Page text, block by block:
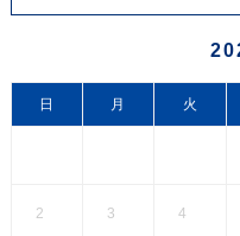
日 月 火
2 3 4